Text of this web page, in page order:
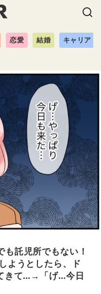
恋愛 結婚 キャリア
も託児所でもない！
ようとしたら、ド
きて…→「げ…今日